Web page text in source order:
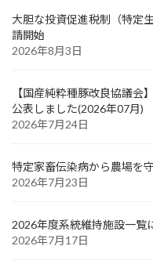
大胆な投資促進税制（特定
請開始
2026年8月3日
【国産純粋種豚改良協議会
公表しました(2026年07月)
2026年7月24日
特定家畜伝染病から農場を
2026年7月23日
2026年度系統維持施設一覧
2026年7月17日